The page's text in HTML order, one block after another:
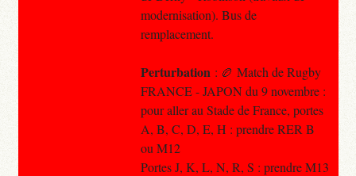
modernisation). Bus de
remplacement.
Perturbation : 🏉 Match de Rugby
FRANCE - JAPON du 9 novembre :
pour aller au Stade de France, portes
A, B, C, D, E, H : prendre RER B
ou M12
Portes J, K, L, N, R, S : prendre M13